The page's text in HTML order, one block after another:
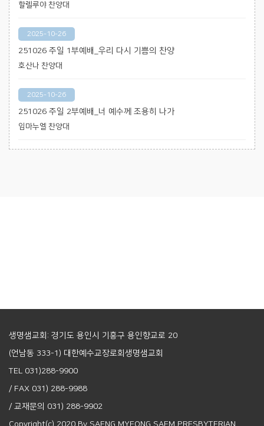
할렐루야 찬양대
2025-10-26
251026 주일 1부예배_우리 다시 기쁨의 찬양
호산나 찬양대
2025-10-26
251026 주일 2부예배_너 예수께 조용히 나가
임마누엘 찬양대
생명샘교회: 경기도 용인시 기흥구 용인향교로 20
(언남동 333-1) 대한예수교장로회생명샘교회
TEL 031)288-9900
/ FAX 031) 288-9988
/ 교재문의 031) 288-9902